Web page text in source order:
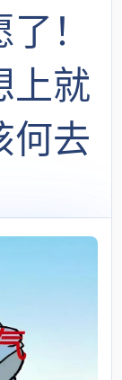
！
上就
何去